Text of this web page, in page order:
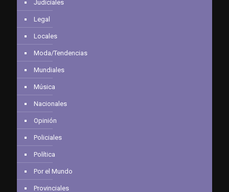
Judiciales
Legal
Locales
Moda/Tendencias
Mundiales
Música
Nacionales
Opinión
Policiales
Política
Por el Mundo
Provinciales